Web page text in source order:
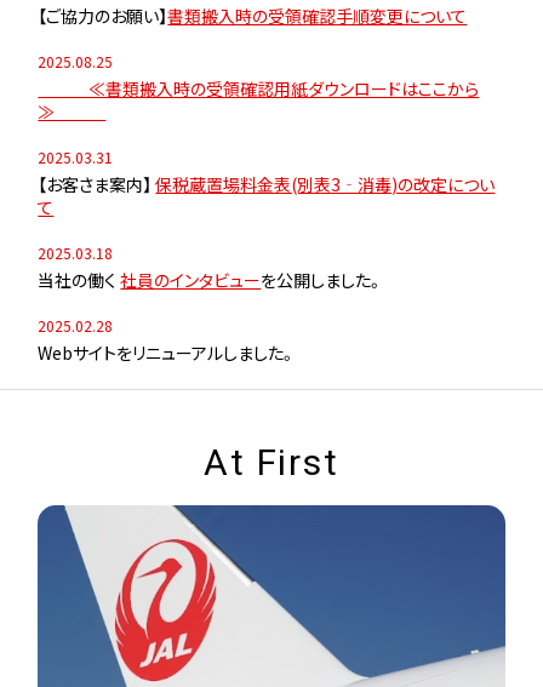
【ご協力のお願い】書類搬入時の受領確認手順変更について
2025.08.25
≪書類搬入時の受領確認用紙ダウンロードはここから
≫
2025.03.31
【お客さま案内】保税蔵置場料金表(別表3‐消毒)の改定につい
て
2025.03.18
当社の働く社員のインタビューを公開しました。
2025.02.28
Webサイトをリニューアルしました。
At First